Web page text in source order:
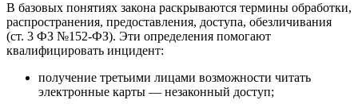
В базовых понятиях закона раскрываются термины обработки,
распространения, предоставления, доступа, обезличивания
(ст. 3 ФЗ №152‑ФЗ). Эти определения помогают
квалифицировать инцидент:
получение третьими лицами возможности читать
электронные карты — незаконный доступ;